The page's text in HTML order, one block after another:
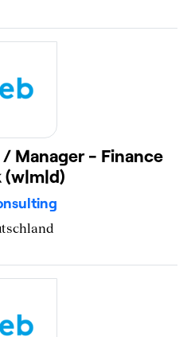
Manager - Finance
(w|m|d)